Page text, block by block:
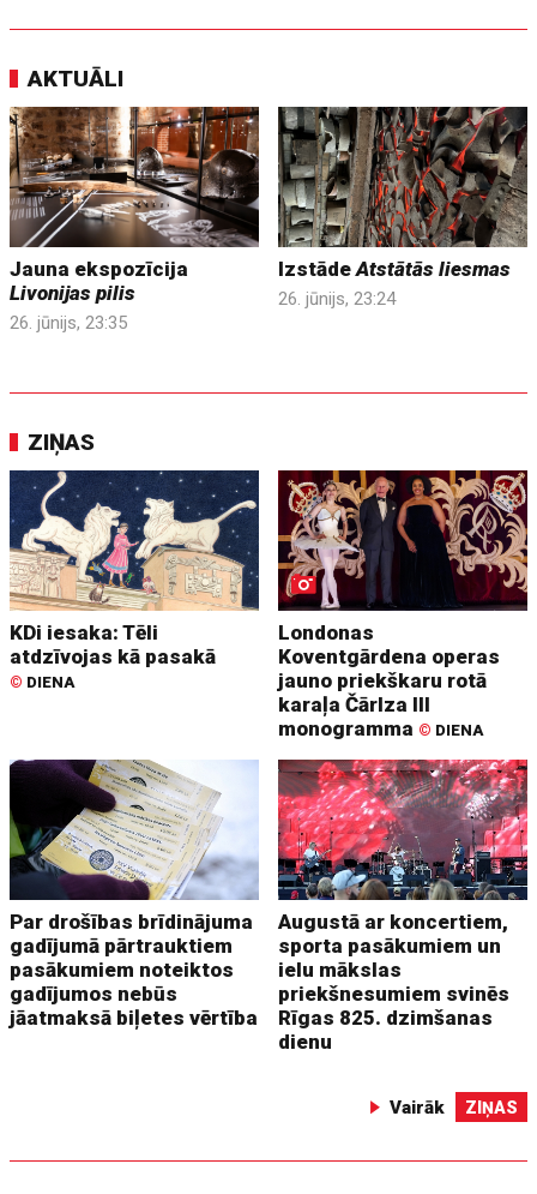
AKTUĀLI
Jauna ekspozīcija
Livonijas pilis
26. jūnijs, 23:35
IzstādeAtstātās liesmas
26. jūnijs, 23:24
ZIŅAS
KDi iesaka: Tēli
atdzīvojas kā pasakā
© DIENA
Londonas
Koventgārdena operas
jauno priekškaru rotā
karaļa Čārlza III
monogramma © DIENA
Par drošības brīdinājuma
gadījumā pārtrauktiem
pasākumiem noteiktos
gadījumos nebūs
jāatmaksā biļetes vērtība
Augustā ar koncertiem,
sporta pasākumiem un
ielu mākslas
priekšnesumiem svinēs
Rīgas 825. dzimšanas
dienu
Vairāk ZIŅAS